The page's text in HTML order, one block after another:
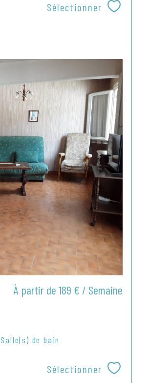
Sélectionner
À partir de 189 € / Semaine
Salle(s) de bain
Sélectionner